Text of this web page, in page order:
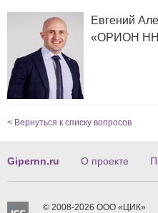
Евгений
«ОРИОН
< Вернуться к списку вопросов
Gipernn.ru О проекте
© 2008-2026 ООО «ЦИК»